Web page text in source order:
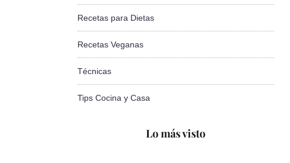
Recetas para Dietas
Recetas Veganas
Técnicas
Tips Cocina y Casa
Lo más visto